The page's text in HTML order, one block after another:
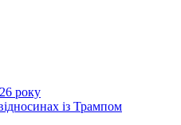
року
із Трампом